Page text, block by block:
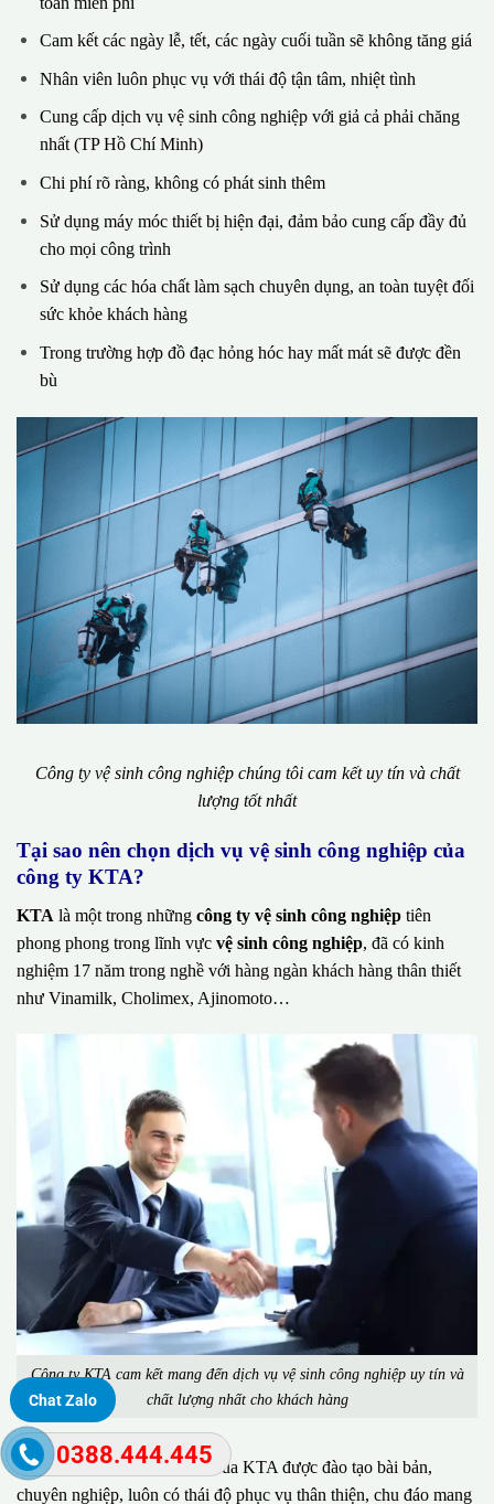
Cam kết các ngày lễ, tết, các ngày cuối tuần sẽ không tăng giá
Nhân viên luôn phục vụ với thái độ tận tâm, nhiệt tình
Cung cấp dịch vụ vệ sinh công nghiệp với giả cả phải chăng
nhất (TP Hồ Chí Minh)
Chi phí rõ ràng, không có phát sinh thêm
Sử dụng máy móc thiết bị hiện đại, đảm bảo cung cấp đầy đủ
cho mọi công trình
Sử dụng các hóa chất làm sạch chuyên dụng, an toàn tuyệt đối
sức khỏe khách hàng
Trong trường hợp đồ đạc hỏng hóc hay mất mát sẽ được đền
bù
Công ty vệ sinh công nghiệp chúng tôi cam kết uy tín và chất
lượng tốt nhất
Tại sao nên chọn dịch vụ vệ sinh công nghiệp của
công ty KTA?
KTA là một trong những công ty vệ sinh công nghiệp tiên
phong phong trong lĩnh vực vệ sinh công nghiệp, đã có kinh
nghiệm 17 năm trong nghề với hàng ngàn khách hàng thân thiết
như Vinamilk, Cholimex, Ajinomoto…
Công ty KTA cam kết mang đến dịch vụ vệ sinh công nghiệp uy tín và
chất lượng nhất cho khách hàng
Đặc biệt, đội ngũ nhân viên của KTA được đào tạo bài bản,
chuyên nghiệp, luôn có thái độ phục vụ thân thiện, chu đáo mang
Chat Zalo
0388.444.445